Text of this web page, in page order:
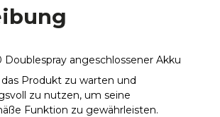
Doublespray angeschlossener Akku
Produkt zu warten und
zu nutzen, um seine
Funktion zu gewährleisten.